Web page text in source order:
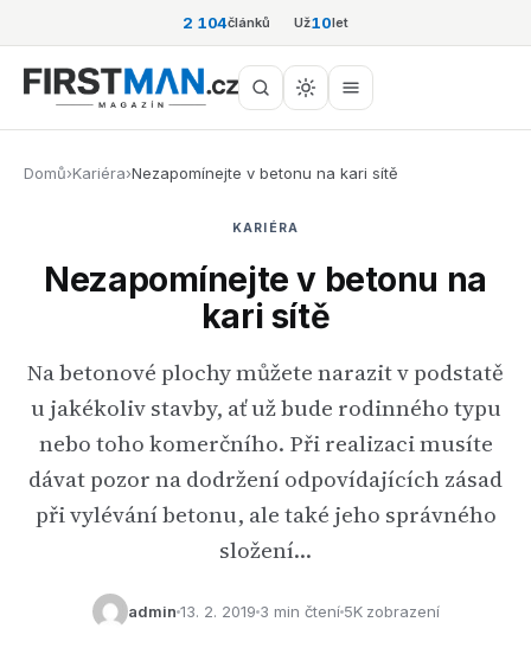
2 104článků Už10let
Domů›Kariéra›Nezapomínejte v betonu na kari sítě
KARIÉRA
Nezapomínejte v betonu na
kari sítě
Na betonové plochy můžete narazit v podstatě
u jakékoliv stavby, ať už bude rodinného typu
nebo toho komerčního. Při realizaci musíte
dávat pozor na dodržení odpovídajících zásad
při vylévání betonu, ale také jeho správného
složení…
admin 13. 2. 2019 3 min čtení5K zobrazení